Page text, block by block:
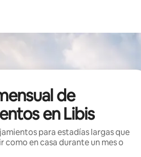
de
en Libis
para estadías largas que
como en casa durante un mes o